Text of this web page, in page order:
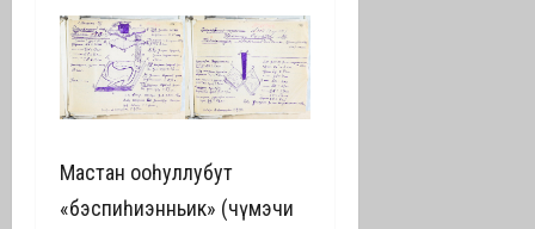
Мастан оҥоһуллубут
«бэспиһиэнньик» (чүмэчи